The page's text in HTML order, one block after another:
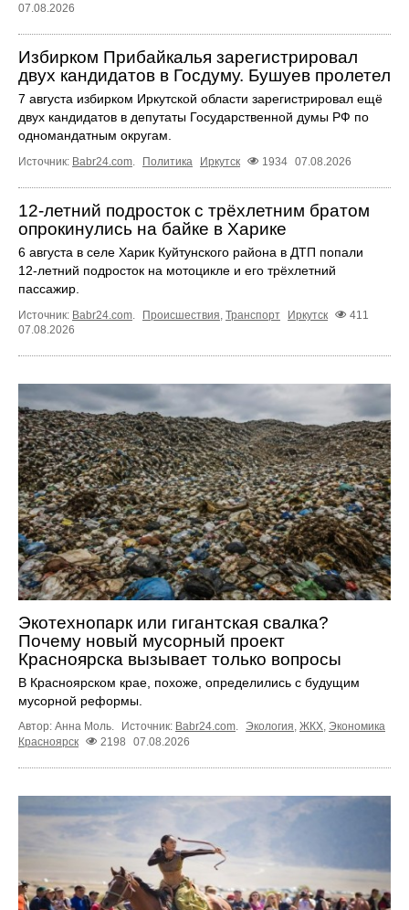
07.08.2026
Избирком Прибайкалья зарегистрировал
двух кандидатов в Госдуму. Бушуев пролетел
7 августа избирком Иркутской области зарегистрировал ещё
двух кандидатов в депутаты Государственной думы РФ по
одномандатным округам.
Источник: Babr24.com. Политика Иркутск 1934 07.08.2026
12‑летний подросток с трёхлетним братом
опрокинулись на байке в Харике
6 августа в селе Харик Куйтунского района в ДТП попали
12‑летний подросток на мотоцикле и его трёхлетний
пассажир.
Источник: Babr24.com. Происшествия, Транспорт Иркутск
411
07.08.2026
Экотехнопарк или гигантская свалка?
Почему новый мусорный проект
Красноярска вызывает только вопросы
В Красноярском крае, похоже, определились с будущим
мусорной реформы.
Автор: Анна Моль. Источник: Babr24.com Экология ЖКХ Экономика
Красноярск
2198 07.08.2026